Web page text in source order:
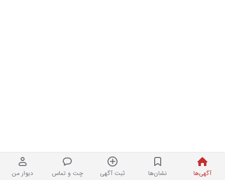
آگهی‌ها نشان‌ها ثبت آگهی چت و تماس دیوار من